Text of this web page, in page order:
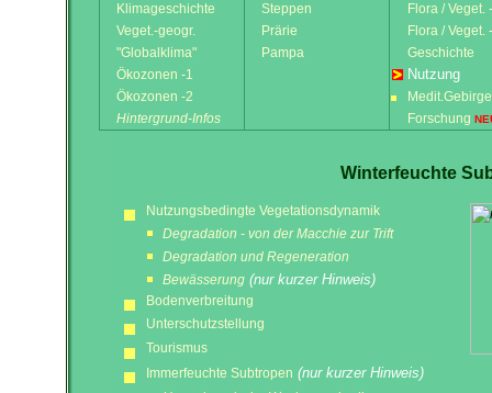
Klimageschichte
Steppen
Flora / Veget.
Veget.-geogr.
Prärie
Flora / Veget.
"Globalklima"
Pampa
Geschichte
Ökozonen -1
Nutzung
Ökozonen -2
Medit.Gebirge
Hintergrund-Infos
Forschung
Winterfeuchte
Nutzungsbedingte Vegetationsdynamik
Degradation - von der Macchie zur Trift
Degradation und Regeneration
Bewässerung (nur kurzer Hinweis)
Bodenverbreitung
Unterschutzstellung
Tourismus
Immerfeuchte Subtropen (nur kurzer Hinweis)